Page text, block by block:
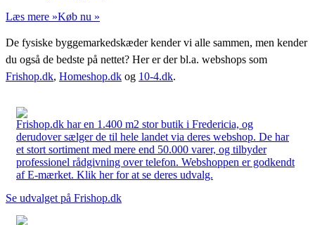
Læs mere »Køb nu »
De fysiske byggemarkedskæder kender vi alle sammen, men kender
du også de bedste på nettet? Her er der bl.a. webshops som
Frishop.dk, Homeshop.dk og 10-4.dk.
Frishop.dk har en 1.400 m2 stor butik i Fredericia, og
derudover sælger de til hele landet via deres webshop. De har
et stort sortiment med mere end 50.000 varer, og tilbyder
professionel rådgivning over telefon. Webshoppen er godkendt
af E-mærket. Klik her for at se deres udvalg.
Se udvalget på Frishop.dk